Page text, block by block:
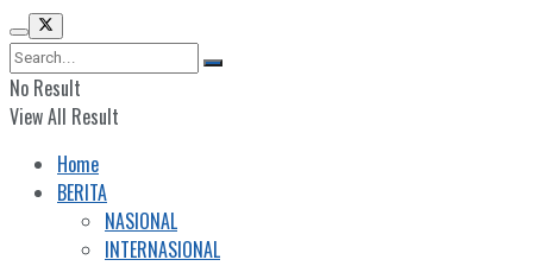
No Result
View All Result
Home
BERITA
NASIONAL
INTERNASIONAL